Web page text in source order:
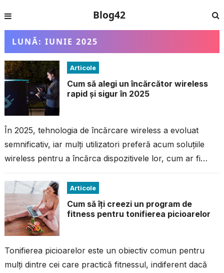
Blog42
LUNĂ: IUNIE 2025
Articole
Cum să alegi un încărcător wireless
rapid și sigur în 2025
În 2025, tehnologia de încărcare wireless a evoluat
semnificativ, iar mulți utilizatori preferă acum soluțiile
wireless pentru a încărca dispozitivele lor, cum ar fi
Articole
Cum să îți creezi un program de
fitness pentru tonifierea picioarelor
Tonifierea picioarelor este un obiectiv comun pentru
mulți dintre cei care practică fitnessul, indiferent dacă